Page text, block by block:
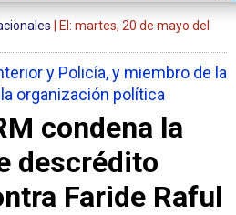
| El: martes, 20 de mayo del
y Policía, y miembro de la
organización política
condena la
descrédito
Faride Raful